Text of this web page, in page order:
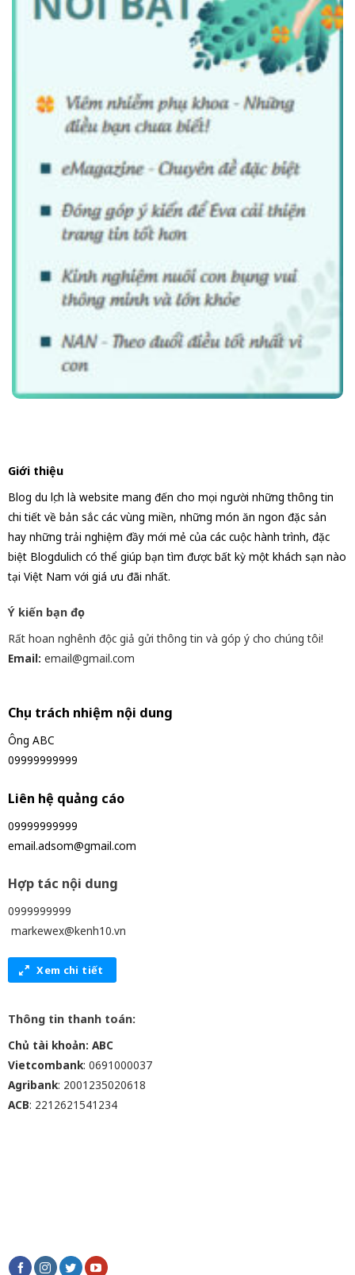
Giới thiệu
Blog du lịch là website mang đến cho mọi người những thông tin
chi tiết về bản sắc các vùng miền, những món ăn ngon đặc sản
hay những trải nghiệm đầy mới mẻ của các cuộc hành trình, đặc
biệt Blogdulich có thể giúp bạn tìm được bất kỳ một khách sạn nào
tại Việt Nam với giá ưu đãi nhất.
Ý kiến bạn đọc
Rất hoan nghênh độc giả gửi thông tin và góp ý cho chúng tôi!
Email: email@gmail.com
Chịu trách nhiệm nội dung
Ông ABC
09999999999
Liên hệ quảng cáo
09999999999
email.adsom@gmail.com
Hợp tác nội dung
0999999999
markewex@kenh10.vn
Xem chi tiết
Thông tin thanh toán:
Chủ tài khoản: ABC
Vietcombank: 0691000037
Agribank: 2001235020618
ACB: 2212621541234